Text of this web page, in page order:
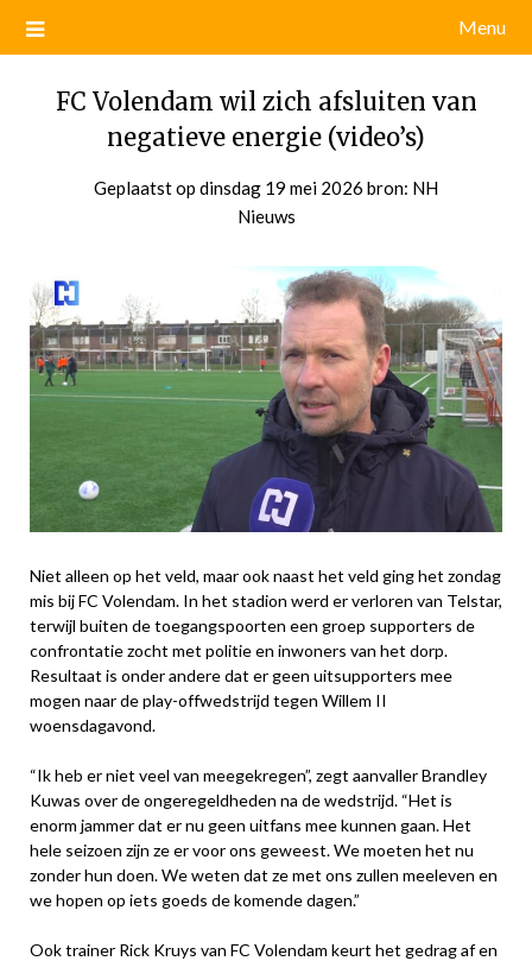
Menu
FC Volendam wil zich afsluiten van
negatieve energie (video’s)
Geplaatst op dinsdag 19 mei 2026 door
bron: NH
Nieuws
Niet alleen op het veld, maar ook naast het veld ging het zondag
mis bij FC Volendam. In het stadion werd er verloren van Telstar,
terwijl buiten de toegangspoorten een groep supporters de
confrontatie zocht met politie en inwoners van het dorp.
Resultaat is onder andere dat er geen uitsupporters mee
mogen naar de play-offwedstrijd tegen Willem II
woensdagavond.
“Ik heb er niet veel van meegekregen”, zegt aanvaller Brandley
Kuwas over de ongeregeldheden na de wedstrijd. “Het is
enorm jammer dat er nu geen uitfans mee kunnen gaan. Het
hele seizoen zijn ze er voor ons geweest. We moeten het nu
zonder hun doen. We weten dat ze met ons zullen meeleven en
we hopen op iets goeds de komende dagen.”
Ook trainer Rick Kruys van FC Volendam keurt het gedrag af en